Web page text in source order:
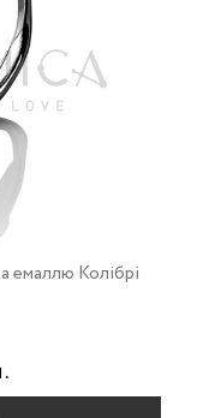
емаллю Колібрі